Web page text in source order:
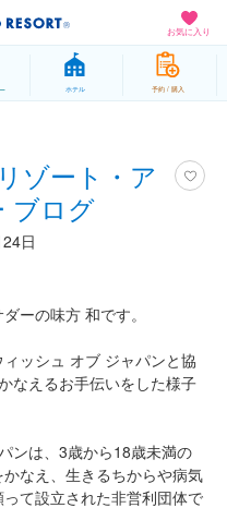
お気に入り
ホテル 予約 / 購入
ゾート・ア
ブログ
日
ーの味方 和です。
ッシュ オブ ジャパンと協
なえるお手伝いをした様子
ンは、3歳から18歳未満の
なえ、生きるちからや病気
て設立された非営利団体で